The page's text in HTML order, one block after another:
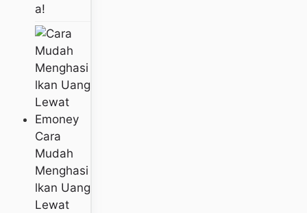
A!
Cara
Mudah
Menghasi
Lkan Uang
Lewat